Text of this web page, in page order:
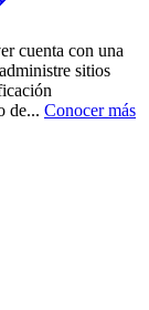
cuenta con una
sitios
de... Conocer más